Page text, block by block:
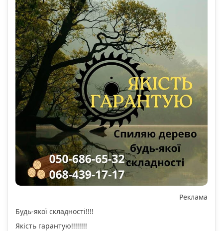
Реклама
Будь-якої складності!!!!
Якість гарантую!!!!!!!!